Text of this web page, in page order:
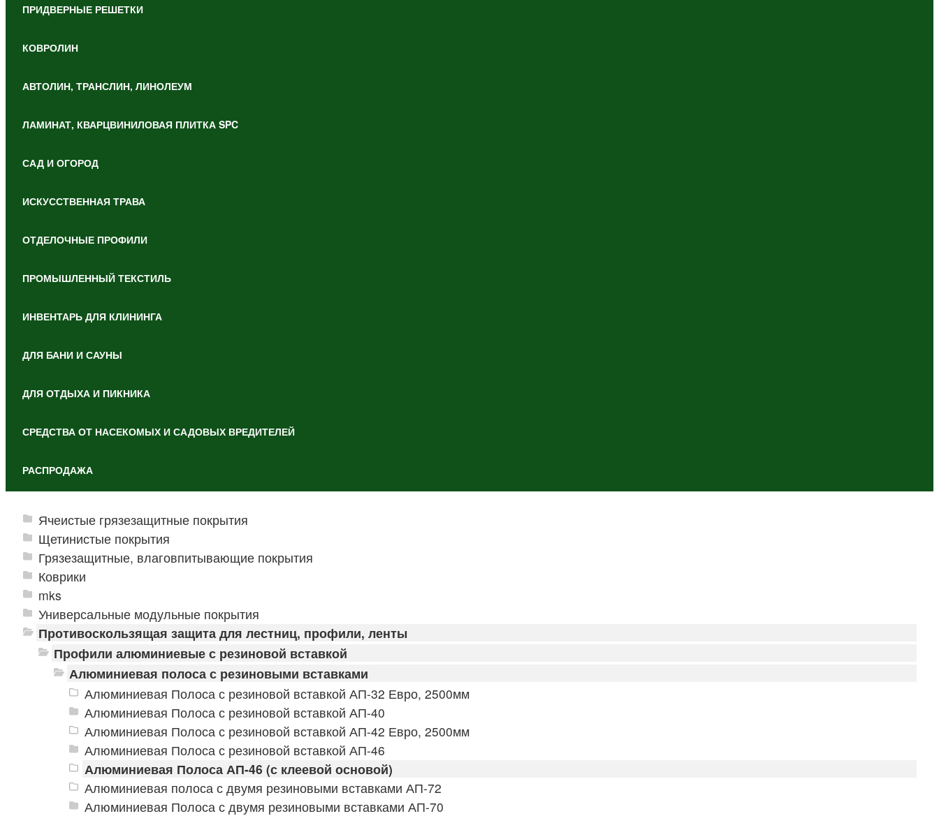
ПРИДВЕРНЫЕ РЕШЕТКИ
КОВРОЛИН
АВТОЛИН, ТРАНСЛИН, ЛИНОЛЕУМ
ЛАМИНАТ, КВАРЦВИНИЛОВАЯ ПЛИТКА SPC
САД И ОГОРОД
ИСКУССТВЕННАЯ ТРАВА
ОТДЕЛОЧНЫЕ ПРОФИЛИ
ПРОМЫШЛЕННЫЙ ТЕКСТИЛЬ
ИНВЕНТАРЬ ДЛЯ КЛИНИНГА
ДЛЯ БАНИ И САУНЫ
ДЛЯ ОТДЫХА И ПИКНИКА
СРЕДСТВА ОТ НАСЕКОМЫХ И САДОВЫХ ВРЕДИТЕЛЕЙ
РАСПРОДАЖА
Ячеистые грязезащитные покрытия
Щетинистые покрытия
Грязезащитные, влаговпитывающие покрытия
Коврики
mks
Универсальные модульные покрытия
Противоскользящая защита для лестниц, профили, ленты
Профили алюминиевые с резиновой вставкой
Алюминиевая полоса с резиновыми вставками
Алюминиевая Полоса с резиновой вставкой АП-32 Евро, 2500мм
Алюминиевая Полоса с резиновой вставкой АП-40
Алюминиевая Полоса с резиновой вставкой АП-42 Евро, 2500мм
Алюминиевая Полоса с резиновой вставкой АП-46
Алюминиевая Полоса АП-46 (с клеевой основой)
Алюминиевая полоса с двумя резиновыми вставками АП-72
Алюминиевая Полоса с двумя резиновыми вставками АП-70